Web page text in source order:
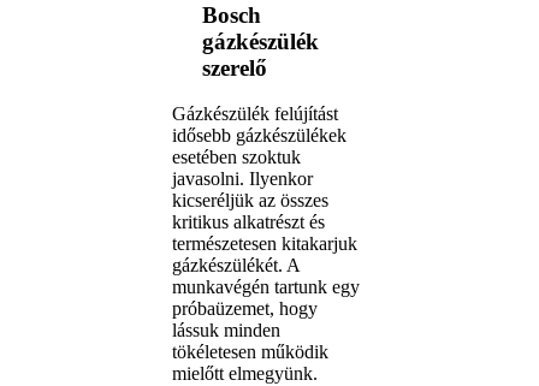
Bosch
gázkészülék
szerelő
Gázkészülék felújítást
idősebb gázkészülékek
esetében szoktuk
javasolni. Ilyenkor
kicseréljük az összes
kritikus alkatrészt és
természetesen kitakarjuk
gázkészülékét. A
munkavégén tartunk egy
próbaüzemet, hogy
lássuk minden
tökéletesen működik
mielőtt elmegyünk.